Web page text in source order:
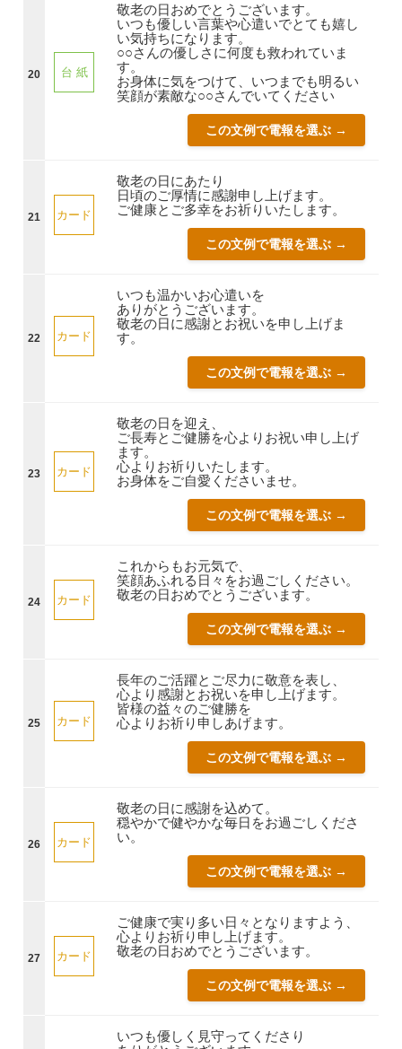
20 台 紙
敬老の日おめでとうございます。
いつも優しい言葉や心遣いでとても嬉し
い気持ちになります。
○○さんの優しさに何度も救われていま
す。
お身体に気をつけて、いつまでも明るい
笑顔が素敵な○○さんでいてください
この文例で電報を選ぶ →
21 カード
敬老の日にあたり
日頃のご厚情に感謝申し上げます。
ご健康とご多幸をお祈りいたします。
この文例で電報を選ぶ →
22 カード
いつも温かいお心遣いを
ありがとうございます。
敬老の日に感謝とお祝いを申し上げま
す。
この文例で電報を選ぶ →
23 カード
敬老の日を迎え、
ご長寿とご健勝を心よりお祝い申し上げ
ます。
心よりお祈りいたします。
お身体をご自愛くださいませ。
この文例で電報を選ぶ →
24 カード
これからもお元気で、
笑顔あふれる日々をお過ごしください。
敬老の日おめでとうございます。
この文例で電報を選ぶ →
25 カード
長年のご活躍とご尽力に敬意を表し、
心より感謝とお祝いを申し上げます。
皆様の益々のご健勝を
心よりお祈り申しあげます。
この文例で電報を選ぶ →
26 カード
敬老の日に感謝を込めて。
穏やかで健やかな毎日をお過ごしくださ
い。
この文例で電報を選ぶ →
27 カード
ご健康で実り多い日々となりますよう、
心よりお祈り申し上げます。
敬老の日おめでとうございます。
この文例で電報を選ぶ →
いつも優しく見守ってくださり